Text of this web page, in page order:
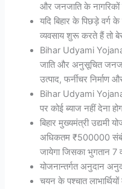
और जनजाति के
यदि बिहार के पिछड़े वर्ग
व्यवसाय शुरू करते हैं तो
Bihar Udyami
जाति और अनुसूचित
उत्पाद, फर्नीचर निर्माण
Bihar Udyami Yojana
पर कोई ब्याज नहीं देना
बिहार मुख्यमंत्री उद्यमी
अधिकतम ₹500000
जायेगा जिसका भुगतान 7
योजनान्तर्गत अनुदान
चयन के पश्चात